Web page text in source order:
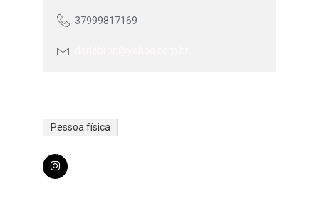
37999817169
Pessoa física